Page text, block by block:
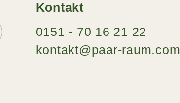
Kontakt
0151 - 70 16 21 22
kontakt@paar-raum.com